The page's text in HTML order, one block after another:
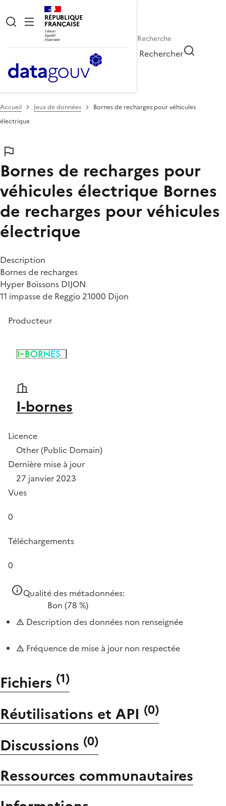
RÉPUBLIQUE
FRANÇAISE
Rechercher
Accueil Jeux de données
Bornes de recharges pour véhicules
électrique
Bornes de recharges pour
véhicules électrique Bornes
de recharges pour véhicules
électrique
Description
Bornes de recharges
Hyper Boissons DIJON
11 impasse de Reggio 21000 Dijon
Producteur
I-bornes
Licence
Other (Public Domain)
Dernière mise à jour
27 janvier 2023
Vues
0
Téléchargements
0
Qualité des métadonnées:
Bon (78 %)
Description des données non renseignée
Fréquence de mise à jour non respectée
Fichiers (1)
Réutilisations et API (0)
Discussions (0)
Ressources communautaires